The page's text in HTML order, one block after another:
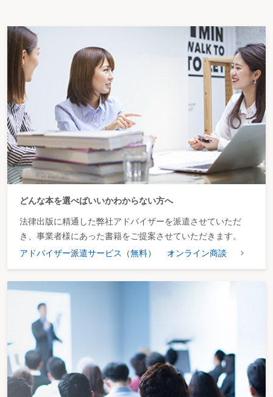
どんな本を選べばいいかわからない方へ
法律出版に精通した弊社アドバイザーを派遣させていただ
き、事業者様にあった書籍をご提案させていただきます。
アドバイザー派遣サービス（無料）
オンライン商談